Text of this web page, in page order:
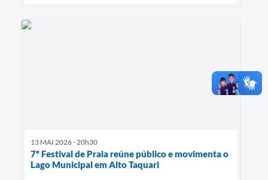
13 MAI 2026 - 20h30
7º Festival de Praia reúne público e movimenta o
Lago Municipal em Alto Taquari